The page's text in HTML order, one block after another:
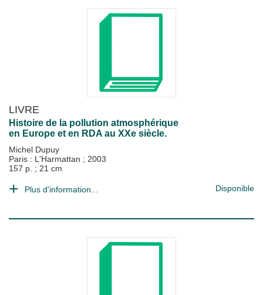
LIVRE
Histoire de la pollution atmosphérique
en Europe et en RDA au XXe siècle.
Michel Dupuy
Paris : L'Harmattan ; 2003
157 p. ; 21 cm
Plus d'information... Disponible